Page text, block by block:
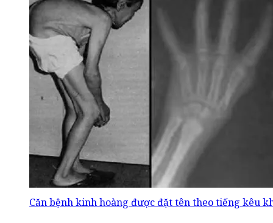
Căn bệnh kinh hoàng được đặt tên theo tiếng kêu